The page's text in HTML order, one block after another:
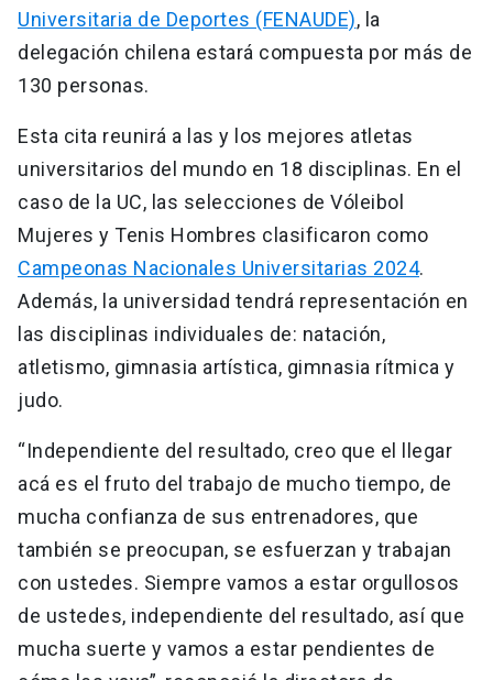
Universitaria de Deportes (FENAUDE), la
delegación chilena estará compuesta por más de
130 personas.
Esta cita reunirá a las y los mejores atletas
universitarios del mundo en 18 disciplinas. En el
caso de la UC, las selecciones de Vóleibol
Mujeres y Tenis Hombres clasificaron como
Campeonas Nacionales Universitarias 2024.
Además, la universidad tendrá representación en
las disciplinas individuales de: natación,
atletismo, gimnasia artística, gimnasia rítmica y
judo.
“Independiente del resultado, creo que el llegar
acá es el fruto del trabajo de mucho tiempo, de
mucha confianza de sus entrenadores, que
también se preocupan, se esfuerzan y trabajan
con ustedes. Siempre vamos a estar orgullosos
de ustedes, independiente del resultado, así que
mucha suerte y vamos a estar pendientes de